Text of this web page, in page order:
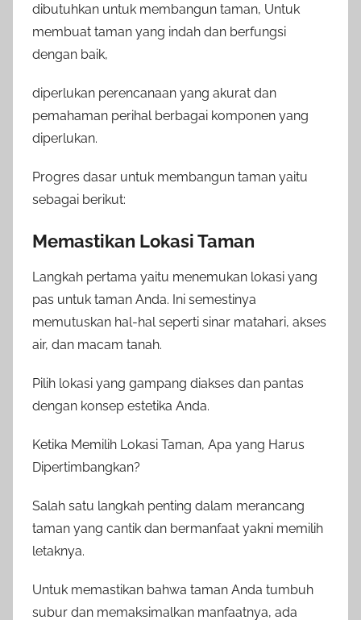
dibutuhkan untuk membangun taman, Untuk
membuat taman yang indah dan berfungsi
dengan baik,
diperlukan perencanaan yang akurat dan
pemahaman perihal berbagai komponen yang
diperlukan.
Progres dasar untuk membangun taman yaitu
sebagai berikut:
Memastikan Lokasi Taman
Langkah pertama yaitu menemukan lokasi yang
pas untuk taman Anda. Ini semestinya
memutuskan hal-hal seperti sinar matahari, akses
air, dan macam tanah.
Pilih lokasi yang gampang diakses dan pantas
dengan konsep estetika Anda.
Ketika Memilih Lokasi Taman, Apa yang Harus
Dipertimbangkan?
Salah satu langkah penting dalam merancang
taman yang cantik dan bermanfaat yakni memilih
letaknya.
Untuk memastikan bahwa taman Anda tumbuh
subur dan memaksimalkan manfaatnya, ada